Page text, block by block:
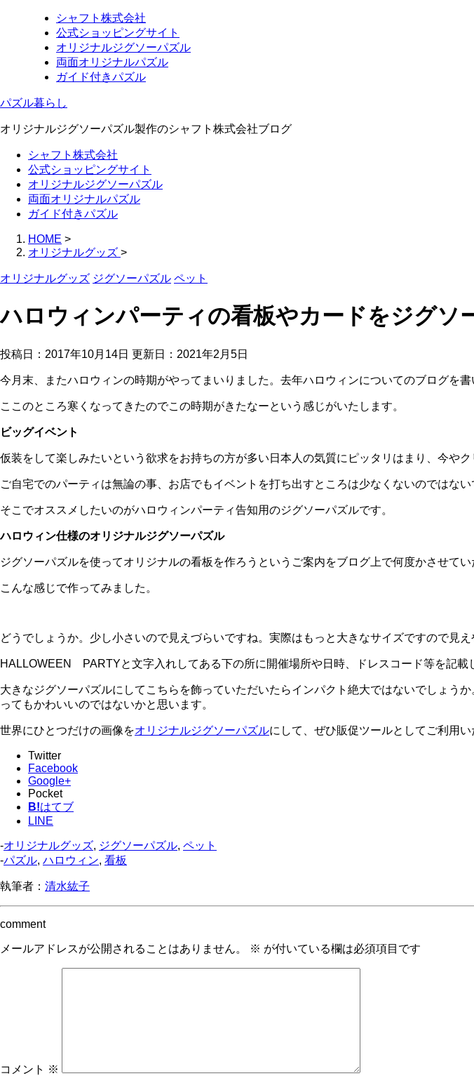
シャフト株式会社
公式ショッピングサイト
オリジナルジグソーパズル
両面オリジナルパズル
ガイド付きパズル
パズル暮らし
オリジナルジグソーパズル製作のシャフト株式会社ブログ
シャフト株式会社
公式ショッピングサイト
オリジナルジグソーパズル
両面オリジナルパズル
ガイド付きパズル
HOME >
オリジナルグッズ >
オリジナルグッズ ジグソーパズル ペット
ハロウィンパーティの看板やカードをジグソ
投稿日：2017年10月14日 更新日： 2021年2月5日
今月末、またハロウィンの時期がやってまいりました。去年ハロウィンについてのブログを
ここのところ寒くなってきたのでこの時期がきたなーという感じがいたします。
ビッグイベント
仮装をして楽しみたいという欲求をお持ちの方が多い日本人の気質にピッタリはまり、今や
ご自宅でのパーティは無論の事、お店でもイベントを打ち出すところは少なくないのではな
そこでオススメしたいのがハロウィンパーティ告知用のジグソーパズルです。
ハロウィン仕様のオリジナルジグソーパズル
ジグソーパズルを使ってオリジナルの看板を作ろうというご案内をブログ上で何度かさせて
こんな感じで作ってみました。
どうでしょうか。少し小さいので見えづらいですね。実際はもっと大きなサイズですので見え
HALLOWEEN PARTYと文字入れしてある下の所に開催場所や日時、ドレスコード等を記載
大きなジグソーパズルにしてこちらを飾っていただいたらインパクト絶大ではないでしょう
ってもかわいいのではないかと思います。
世界にひとつだけの画像をオリジナルジグソーパズルにして、ぜひ販促ツールとしてご利用い
Twitter
Facebook
Google+
Pocket
B!はてブ
LINE
-オリジナルグッズ, ジグソーパズル, ペット
-パズル, ハロウィン, 看板
執筆者： 清水紘子
comment
メールアドレスが公開されることはありません。 ※ が付いている欄は必須項目です
コメント ※